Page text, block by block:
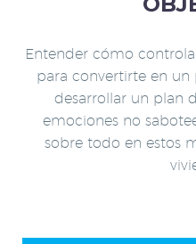
Entender cómo
para convertirte en un
desarrollar un plan
emociones no
sobre todo en estos